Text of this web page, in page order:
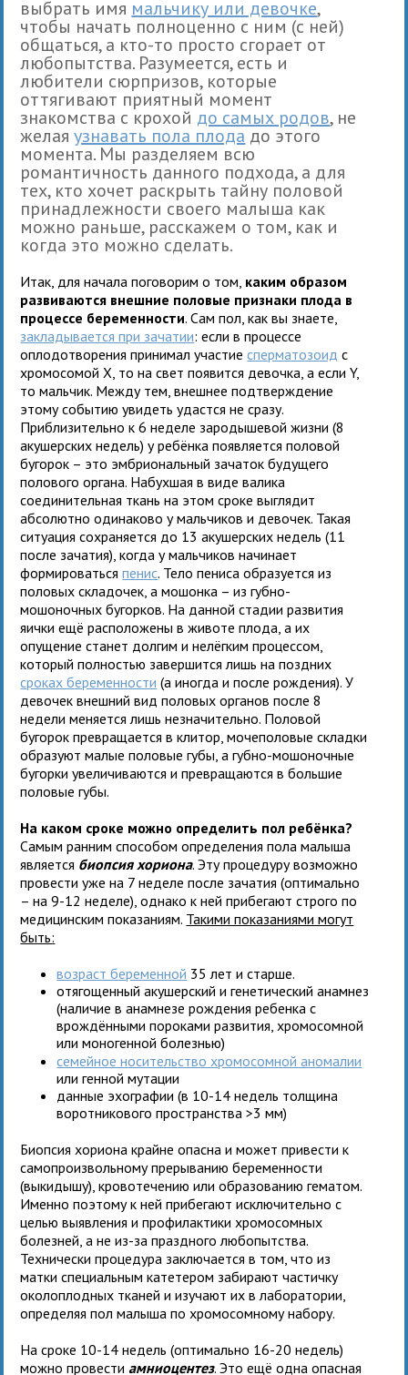
выбрать имя мальчику или девочке,
чтобы начать полноценно с ним (с ней)
общаться, а кто-то просто сгорает от
любопытства. Разумеется, есть и
любители сюрпризов, которые
оттягивают приятный момент
знакомства с крохой до самых родов, не
желаяузнавать пола плода до этого
момента. Мы разделяем всю
романтичность данного подхода, а для
тех, кто хочет раскрыть тайну половой
принадлежности своего малыша как
можно раньше, расскажем о том, как и
когда это можно сделать.
Итак, для начала поговорим о том, каким образом
развиваются внешние половые признаки плода в
процессе беременности. Сам пол, как вы знаете,
закладывается при зачатии: если в процессе
оплодотворения принимал участиесперматозоид с
хромосомой Х, то на свет появится девочка, а если Y,
то мальчик. Между тем, внешнее подтверждение
этому событию увидеть удастся не сразу.
Приблизительно к 6 неделе зародышевой жизни (8
акушерских недель) у ребёнка появляется половой
бугорок – это эмбриональный зачаток будущего
полового органа. Набухшая в виде валика
соединительная ткань на этом сроке выглядит
абсолютно одинаково у мальчиков и девочек. Такая
ситуация сохраняется до 13 акушерских недель (11
после зачатия), когда у мальчиков начинает
формироватьсяпенис. Тело пениса образуется из
половых складочек, а мошонка – из губно-
мошоночных бугорков. На данной стадии развития
яички ещё расположены в животе плода, а их
опущение станет долгим и нелёгким процессом,
который полностью завершится лишь на поздних
сроках беременности (а иногда и после рождения). У
девочек внешний вид половых органов после 8
недели меняется лишь незначительно. Половой
бугорок превращается в клитор, мочеполовые складки
образуют малые половые губы, а губно-мошоночные
бугорки увеличиваются и превращаются в большие
половые губы.
На каком сроке можно определить пол ребёнка?
Самым ранним способом определения пола малыша
является биопсия хориона. Эту процедуру возможно
провести уже на 7 неделе после зачатия (оптимально
– на 9-12 неделе), однако к ней прибегают строго по
медицинским показаниям. Такими показаниями могут
быть:
возраст беременной 35 лет и старше.
отягощенный акушерский и генетический анамнез
(наличие в анамнезе рождения ребенка с
врождёнными пороками развития, хромосомной
или моногенной болезнью)
семейное носительство хромосомной аномалии
или генной мутации
данные эхографии (в 10-14 недель толщина
воротникового пространства >3 мм)
Биопсия хориона крайне опасна и может привести к
самопроизвольному прерыванию беременности
(выкидышу), кровотечению или образованию гематом.
Именно поэтому к ней прибегают исключительно с
целью выявления и профилактики хромосомных
болезней, а не из-за праздного любопытства.
Технически процедура заключается в том, что из
матки специальным катетером забирают частичку
околоплодных тканей и изучают их в лаборатории,
определяя пол малыша по хромосомному набору.
На сроке 10-14 недель (оптимально 16-20 недель)
можно провестиамниоцентез. Это ещё одна опасная